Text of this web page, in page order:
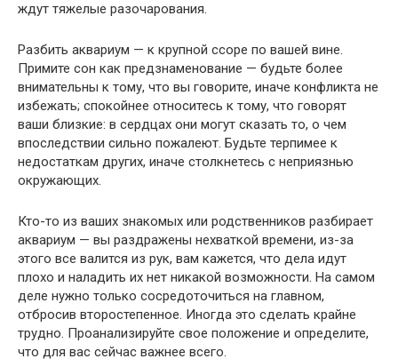
ждут тяжелые разочарования.
Разбить аквариум — к крупной ссоре по вашей вине.
Примите сон как предзнаменование — будьте более
внимательны к тому, что вы говорите, иначе конфликта не
избежать; спокойнее относитесь к тому, что говорят
ваши близкие: в сердцах они могут сказать то, о чем
впоследствии сильно пожалеют. Будьте терпимее к
недостаткам других, иначе столкнетесь с неприязнью
окружающих.
Кто-то из ваших знакомых или родственников разбирает
аквариум — вы раздражены нехваткой времени, из-за
этого все валится из рук, вам кажется, что дела идут
плохо и наладить их нет никакой возможности. На самом
деле нужно только сосредоточиться на главном,
отбросив второстепенное. Иногда это сделать крайне
трудно. Проанализируйте свое положение и определите,
что для вас сейчас важнее всего.